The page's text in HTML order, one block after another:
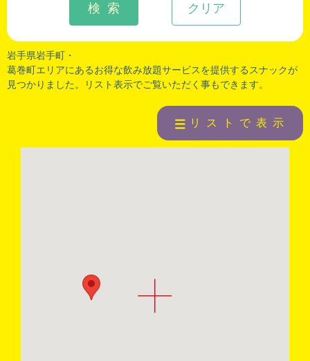
クリア
検 索
岩手県岩手町・
葛巻町エリアにあるお得な飲み放題サービスを提供するスナックが
見つかりました。リスト表示でご覧いただく事もできます。
リストで表示